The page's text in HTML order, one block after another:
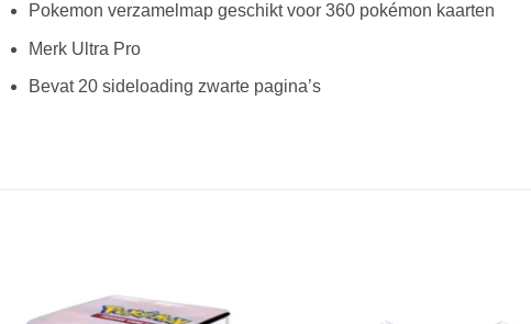
Pokemon verzamelmap geschikt voor 360 pokémon kaarten
Merk Ultra Pro
Bevat 20 sideloading zwarte pagina’s